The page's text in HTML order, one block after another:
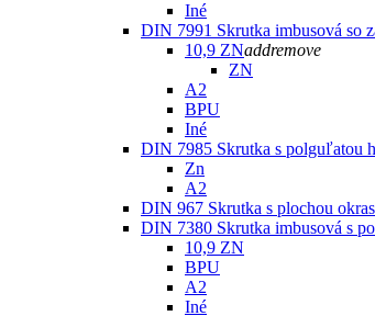
Iné
DIN 7991 Skrutka imbusová so
10,9 ZNaddremove
ZN
A2
BPU
Iné
DIN 7985 Skrutka s polguľatou
Zn
A2
DIN 967 Skrutka s plochou
DIN 7380 Skrutka imbusová s
10,9 ZN
BPU
A2
Iné